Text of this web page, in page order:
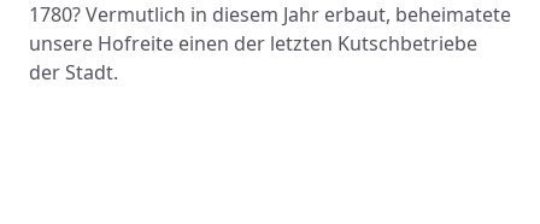
1780? Vermutlich in diesem Jahr erbaut, beheimatete
unsere Hofreite einen der letzten Kutschbetriebe
der Stadt.